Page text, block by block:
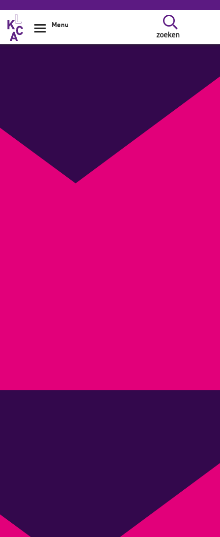
Overslaan en naar de inhoud gaan
zoeken
Menu